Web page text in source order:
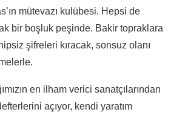
mütevazı kulübesi. Hepsi de
bir boşluk peşinde. Bakir topraklara
şifreleri kıracak, sonsuz olanı
en ilham verici sanatçılarından
açıyor, kendi yaratım